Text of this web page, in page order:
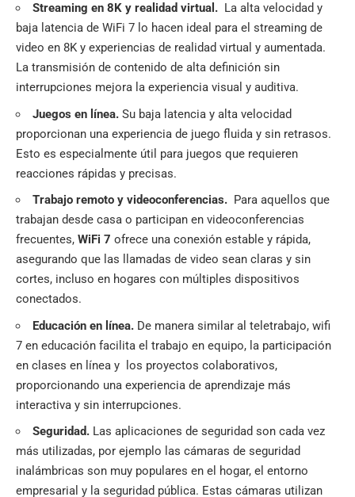
Streaming en 8K y realidad virtual. La alta velocidad y
baja latencia de WiFi 7 lo hacen ideal para el streaming de
video en 8K y experiencias de realidad virtual y aumentada.
La transmisión de contenido de alta definición sin
interrupciones mejora la experiencia visual y auditiva.
Juegos en línea. Su baja latencia y alta velocidad
proporcionan una experiencia de juego fluida y sin retrasos.
Esto es especialmente útil para juegos que requieren
reacciones rápidas y precisas.
Trabajo remoto y videoconferencias. Para aquellos que
trabajan desde casa o participan en videoconferencias
frecuentes, WiFi 7 ofrece una conexión estable y rápida,
asegurando que las llamadas de video sean claras y sin
cortes, incluso en hogares con múltiples dispositivos
conectados.
Educación en línea. De manera similar al teletrabajo, wifi
7 en educación facilita el trabajo en equipo, la participación
en clases en línea y los proyectos colaborativos,
proporcionando una experiencia de aprendizaje más
interactiva y sin interrupciones.
Seguridad. Las aplicaciones de seguridad son cada vez
más utilizadas, por ejemplo las cámaras de seguridad
inalámbricas son muy populares en el hogar, el entorno
empresarial y la seguridad pública. Estas cámaras utilizan